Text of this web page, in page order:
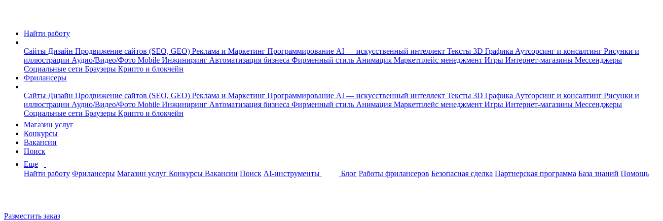
Найти работу
Сайты Дизайн Продвижение сайтов (SEO, GEO) Реклама и Маркетинг Программирование AI — искусственный интеллект Тексты 3D Графика Аутсорсинг и консалтинг Рисунки и
иллюстрации Аудио/Видео/Фото Mobile Инжиниринг Автоматизация бизнеса Фирменный стиль Анимация Маркетплейс менеджмент Игры Интернет-магазины Мессенджеры
Социальные сети Браузеры Крипто и блокчейн
Фрилансеры
Сайты Дизайн Продвижение сайтов (SEO, GEO) Реклама и Маркетинг Программирование AI — искусственный интеллект Тексты 3D Графика Аутсорсинг и консалтинг Рисунки и
иллюстрации Аудио/Видео/Фото Mobile Инжиниринг Автоматизация бизнеса Фирменный стиль Анимация Маркетплейс менеджмент Игры Интернет-магазины Мессенджеры
Социальные сети Браузеры Крипто и блокчейн
Магазин услуг
Конкурсы
Вакансии
Поиск
Еще
Найти работу Фрилансеры Магазин услуг Конкурсы Вакансии Поиск AI-инструменты Блог Работы фрилансеров Безопасная сделка Партнерская программа База знаний Помощь
Разместить заказ